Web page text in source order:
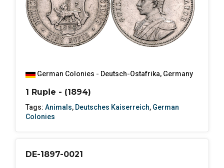
German Colonies - Deutsch-Ostafrika, Germany
1 Rupie - (1894)
Tags: Animals, Deutsches Kaiserreich, German
Colonies
DE-1897-0021